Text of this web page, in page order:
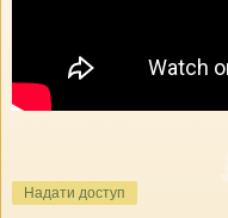
Надати доступ